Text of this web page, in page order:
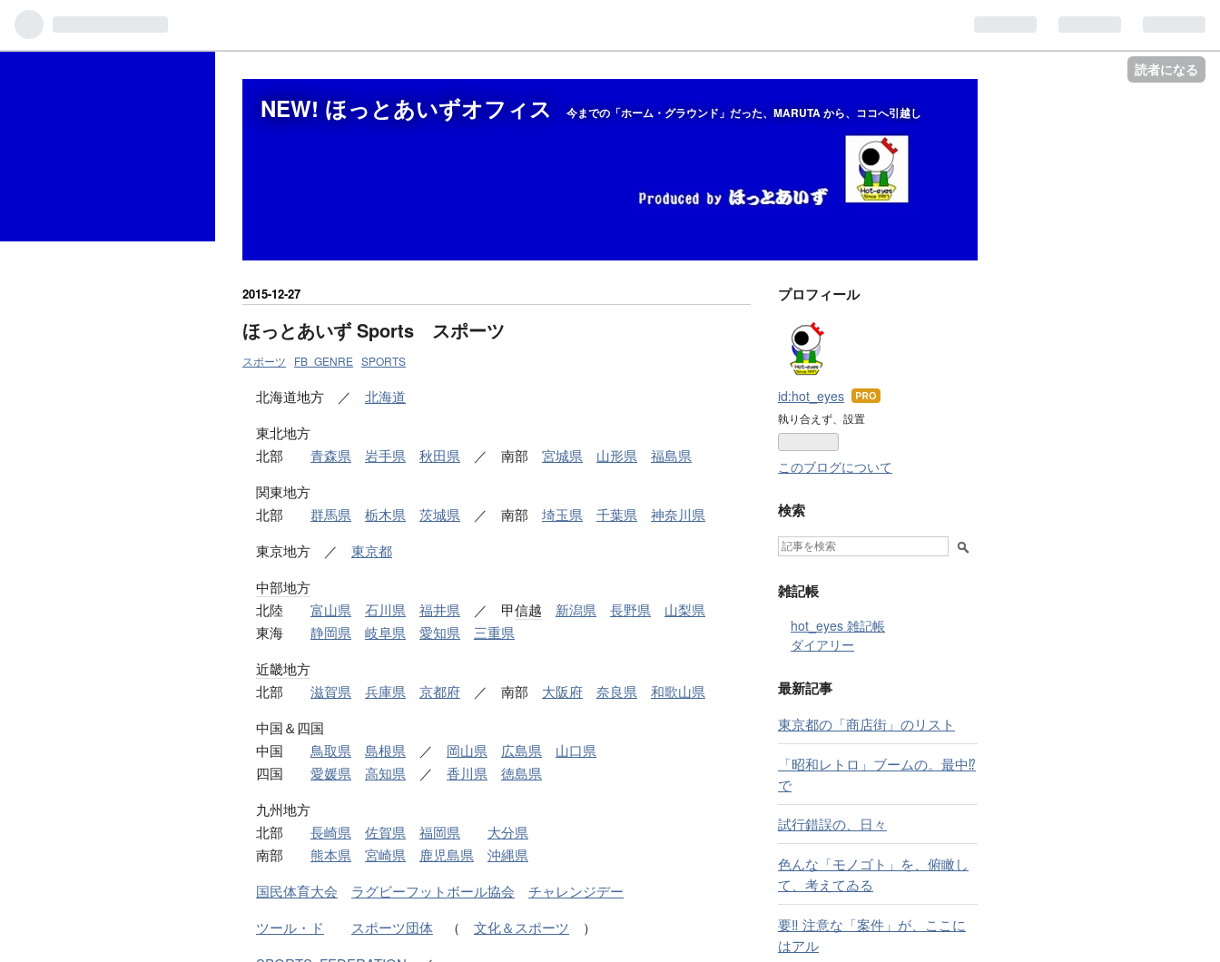
読者になる
NEW! ほっとあいずオフィス 今までの「ホーム・グラウンド」だった、MARUTA から、ココへ引越し
2015-12-27
ほっとあいず Sports スポーツ
スポーツ FB_GENRE SPORTS
北海道地方 ／ 北海道
東北地方
北部 青森県 岩手県 秋田県 ／ 南部 宮城県 山形県
福島県
関東地方
北部 群馬県 栃木県 茨城県 ／ 南部 埼玉県 千葉県
神奈川県
東京地方 ／ 東京都
中部地方
北陸 富山県 石川県 福井県 ／ 甲信越 新潟県 長野県
山梨県
東海 静岡県 岐阜県 愛知県
三重県
近畿地方
北部 滋賀県 兵庫県 京都府 ／ 南部 大阪府 奈良県
和歌山県
中国＆四国
中国 鳥取県 島根県 ／ 岡山県 広島県
山口県
四国 愛媛県 高知県 ／ 香川県
徳島県
九州地方
北部 長崎県 佐賀県 福岡県
大分県
南部 熊本県 宮崎県 鹿児島県
沖縄県
国民体育大会
ラグビーフットボール協会
チャレンジデー
ツール・ド
スポーツ団体 （ 文化＆スポーツ ）
プロフィール
id:hot_eyes はて
なブ
執り合えず、設置
このブログについて
検索
雑記帳
hot_eyes 雑記帳
ダイアリー
最新記事
東京都の「商店街」のリスト
「昭和レトロ」ブームの。最中⁉
で
試行錯誤の、日々
色んな「モノゴト」を、俯瞰し
て、考えてゐる
要‼ 注意な「案件」が、ここに
はアル